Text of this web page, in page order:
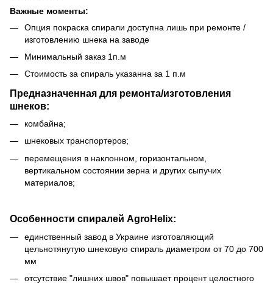
Важные моменты:
Опция покраска спирали доступна лишь при ремонте /
изготовлению шнека на заводе
Минимальный заказ 1п.м
Стоимость за спираль указанна за 1 п.м
Предназначенная для ремонта/изготовления
шнеков:
комбайна;
шнековых транспортеров;
перемещения в наклонном, горизонтальном,
вертикальном состоянии зерна и других сыпучих
материалов;
Особенности спиралей AgroHelix:
единственный завод в Украине изготовляющий
цельнотянутую шнековую спираль диаметром от 70 до 700
мм
отсутствие "лишних швов" повышает процент целостного